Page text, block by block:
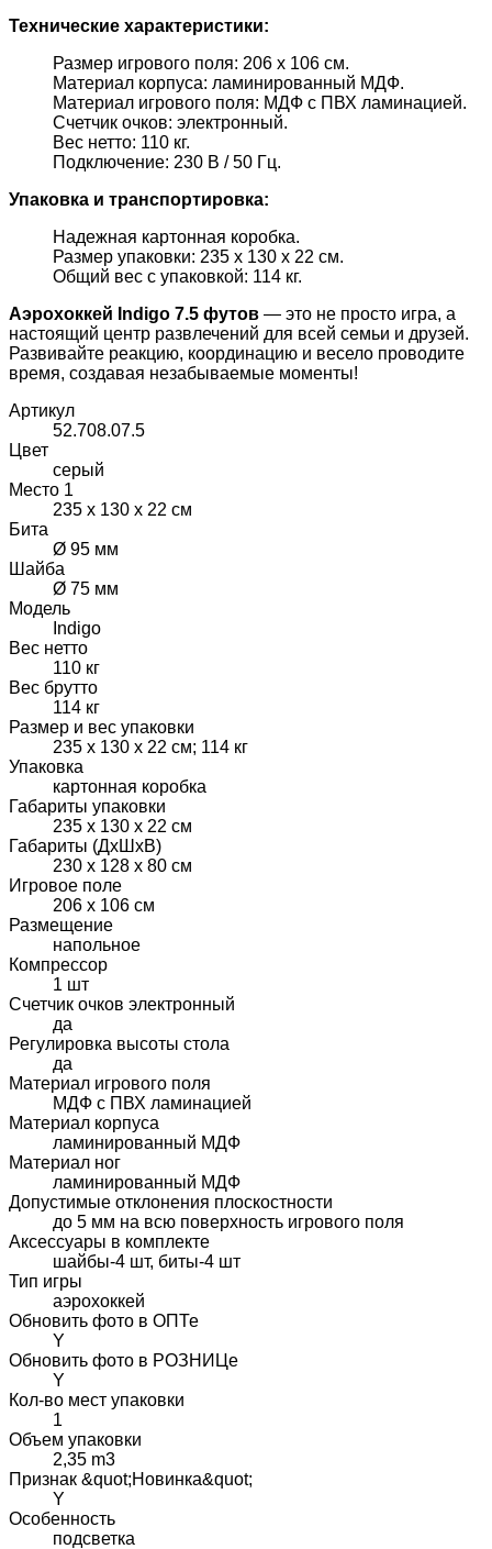
Технические характеристики:
Размер игрового поля: 206 х 106 см.
Материал корпуса: ламинированный МДФ.
Материал игрового поля: МДФ с ПВХ ламинацией.
Счетчик очков: электронный.
Вес нетто: 110 кг.
Подключение: 230 В / 50 Гц.
Упаковка и транспортировка:
Надежная картонная коробка.
Размер упаковки: 235 х 130 х 22 см.
Общий вес с упаковкой: 114 кг.
Аэрохоккей Indigo 7.5 футов — это не просто игра, а
настоящий центр развлечений для всей семьи и друзей.
Развивайте реакцию, координацию и весело проводите
время, создавая незабываемые моменты!
Артикул
52.708.07.5
Цвет
серый
Место 1
235 х 130 х 22 см
Бита
Ø 95 мм
Шайба
Ø 75 мм
Модель
Indigo
Вес нетто
110 кг
Вес брутто
114 кг
Размер и вес упаковки
235 х 130 х 22 см; 114 кг
Упаковка
картонная коробка
Габариты упаковки
235 х 130 х 22 см
Габариты (ДхШхВ)
230 х 128 х 80 см
Игровое поле
206 х 106 см
Размещение
напольное
Компрессор
1 шт
Счетчик очков электронный
да
Регулировка высоты стола
да
Материал игрового поля
МДФ с ПВХ ламинацией
Материал корпуса
ламинированный МДФ
Материал ног
ламинированный МДФ
Допустимые отклонения плоскостности
до 5 мм на всю поверхность игрового поля
Аксессуары в комплекте
шайбы-4 шт, биты-4 шт
Тип игры
аэрохоккей
Обновить фото в ОПТе
Y
Обновить фото в РОЗНИЦе
Y
Кол-во мест упаковки
1
Объем упаковки
2,35 m3
Признак &quot;Новинка&quot;
Y
Особенность
подсветка